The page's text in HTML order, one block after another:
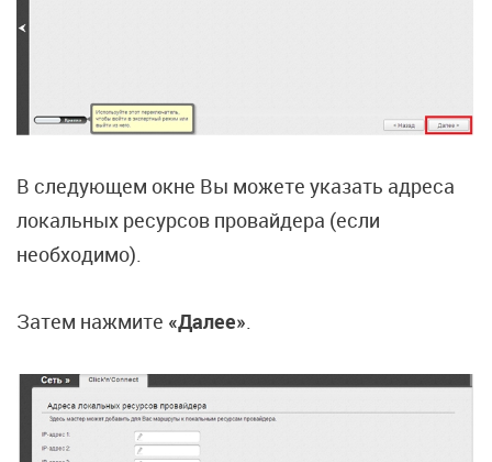
В следующем окне Вы можете указать адреса
локальных ресурсов провайдера (если
необходимо).
Затем нажмите «Далее».